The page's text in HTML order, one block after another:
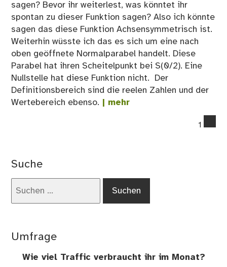
sagen? Bevor ihr weiterlest, was könntet ihr
spontan zu dieser Funktion sagen? Also ich könnte
sagen das diese Funktion Achsensymmetrisch ist.
Weiterhin wüsste ich das es sich um eine nach
oben geöffnete Normalparabel handelt. Diese
Parabel hat ihren Scheitelpunkt bei S(0/2). Eine
Nullstelle hat diese Funktion nicht. Der
Definitionsbereich sind die reelen Zahlen und der
Wertebereich ebenso. | mehr
1
Suche
Umfrage
Wie viel Traffic verbraucht ihr im Monat?